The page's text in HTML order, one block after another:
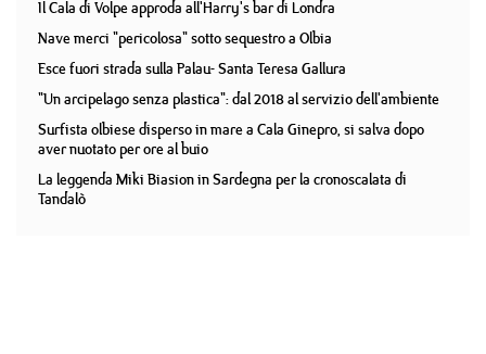
Il Cala di Volpe approda all'Harry's bar di Londra
Nave merci "pericolosa" sotto sequestro a Olbia
Esce fuori strada sulla Palau- Santa Teresa Gallura
"Un arcipelago senza plastica": dal 2018 al servizio dell'ambiente
Surfista olbiese disperso in mare a Cala Ginepro, si salva dopo
aver nuotato per ore al buio
La leggenda Miki Biasion in Sardegna per la cronoscalata di
Tandalò